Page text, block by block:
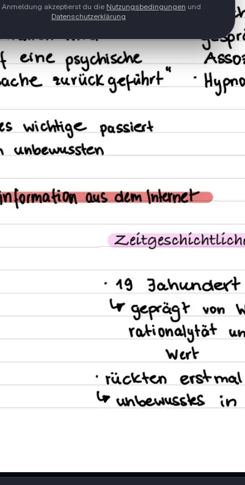
Anmeldung akzeptierst du die Nutzungsbedingungen und
Datenschutzerklärung